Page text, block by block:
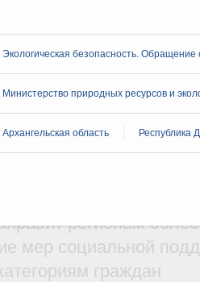
Экологическая безопасность. Обращение
Министерство природных ресурсов и
Архангельская область Республика
в сфере торговли.
возглавил штаб по
года №1966-р
регионам
мер социальной
граждан